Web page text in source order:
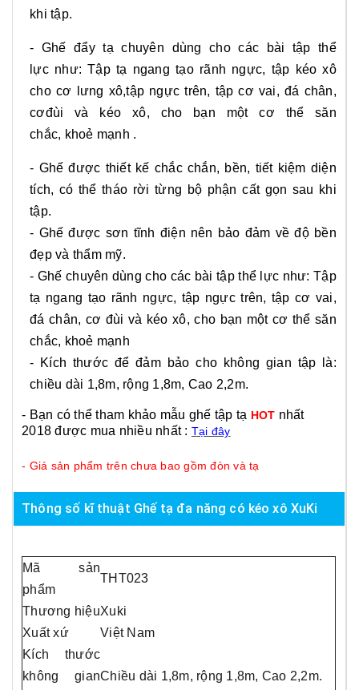
khi tập.
- Ghế đẩy tạ chuyên dùng cho các bài tập thể
lực như: Tập tạ ngang tạo rãnh ngực, tập kéo xô
cho cơ lưng xô,tập ngực trên, tập cơ vai, đá chân,
cơđùi và kéo xô, cho bạn một cơ thể săn
chắc, khoẻ mạnh .
- Ghế được thiết kế chắc chắn, bền, tiết kiệm diện
tích, có thể tháo rời từng bộ phận cất gọn sau khi
tập.
- Ghế được sơn tĩnh điện nên bảo đảm về độ bền
đẹp và thẩm mỹ.
- Ghế chuyên dùng cho các bài tập thể lực như: Tập
tạ ngang tạo rãnh ngực, tập ngực trên, tập cơ vai,
đá chân, cơ đùi và kéo xô, cho bạn một cơ thể săn
chắc, khoẻ mạnh
- Kích thước để đảm bảo cho không gian tập là:
chiều dài 1,8m, rộng 1,8m, Cao 2,2m.
- Bạn có thể tham khảo mẫu ghế tập tạ HOT nhất
2018 được mua nhiều nhất : Tại đây
- Giá sản phẩm trên chưa bao gồm đòn và tạ
Thông số kĩ thuật Ghế tạ đa năng có kéo xô XuKi
Mã sản
phẩm
THT023
Thương hiệuXuki
Xuất xứ
Việt Nam
Kích thước
không gianChiều dài 1,8m, rộng 1,8m, Cao 2,2m.